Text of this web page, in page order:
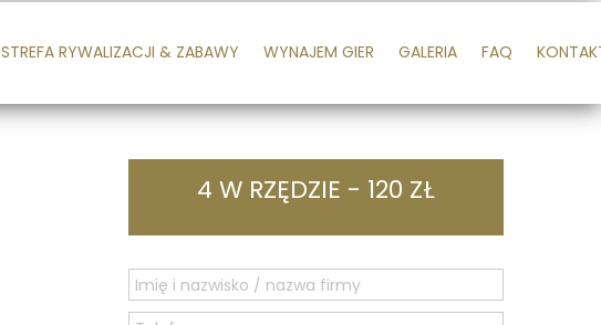
STREFA RYWALIZACJI & ZABAWY WYNAJEM GIER GALERIA FAQ
4 W RZĘDZIE - 120 ZŁ